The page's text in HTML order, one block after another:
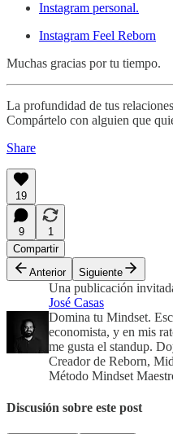
Instagram personal.
Instagram Feel Reborn
Muchas gracias por tu tiempo.
La profundidad de tus
Compártelo con alguien que
Share
19
9
1
Compartir
Anterior
Siguiente
Una publicación
José Casas
Domina tu Mindset.
economista, y en mis
me gusta el standup.
Creador de Reborn,
Método Mindset
Discusión sobre este post